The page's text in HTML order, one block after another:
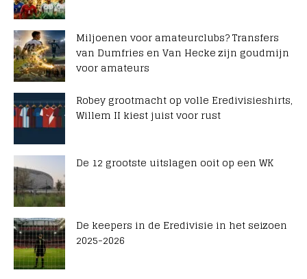
Miljoenen voor amateurclubs? Transfers
van Dumfries en Van Hecke zijn goudmijn
voor amateurs
Robey grootmacht op volle Eredivisieshirts,
Willem II kiest juist voor rust
De 12 grootste uitslagen ooit op een WK
De keepers in de Eredivisie in het seizoen
2025-2026